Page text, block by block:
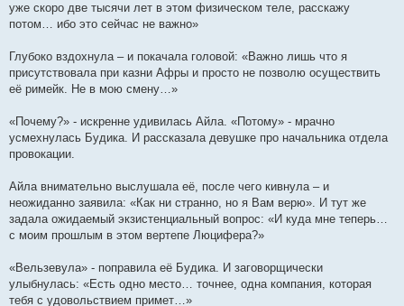
уже скоро две тысячи лет в этом физическом теле, расскажу
потом… ибо это сейчас не важно»
Глубоко вздохнула – и покачала головой: «Важно лишь что я
присутствовала при казни Афры и просто не позволю осуществить
её римейк. Не в мою смену…»
«Почему?» - искренне удивилась Айла. «Потому» - мрачно
усмехнулась Будика. И рассказала девушке про начальника отдела
провокации.
Айла внимательно выслушала её, после чего кивнула – и
неожиданно заявила: «Как ни странно, но я Вам верю». И тут же
задала ожидаемый экзистенциальный вопрос: «И куда мне теперь…
с моим прошлым в этом вертепе Люцифера?»
«Вельзевула» - поправила её Будика. И заговорщически
улыбнулась: «Есть одно место… точнее, одна компания, которая
тебя с удовольствием примет…»